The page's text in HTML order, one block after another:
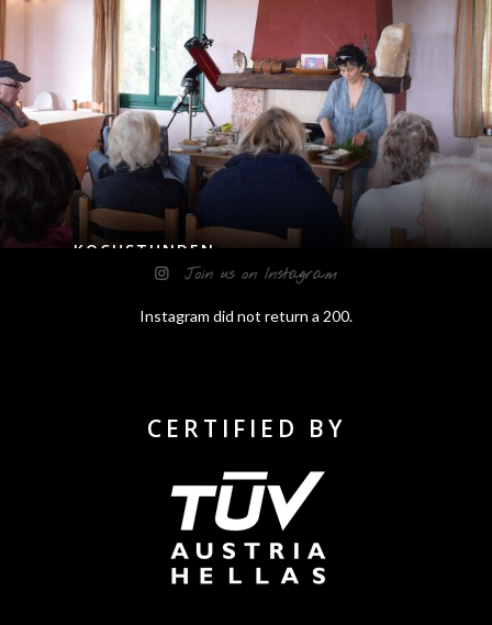
KOCHSTUNDEN
Join us on Instagram
Instagram did not return a 200.
CERTIFIED BY